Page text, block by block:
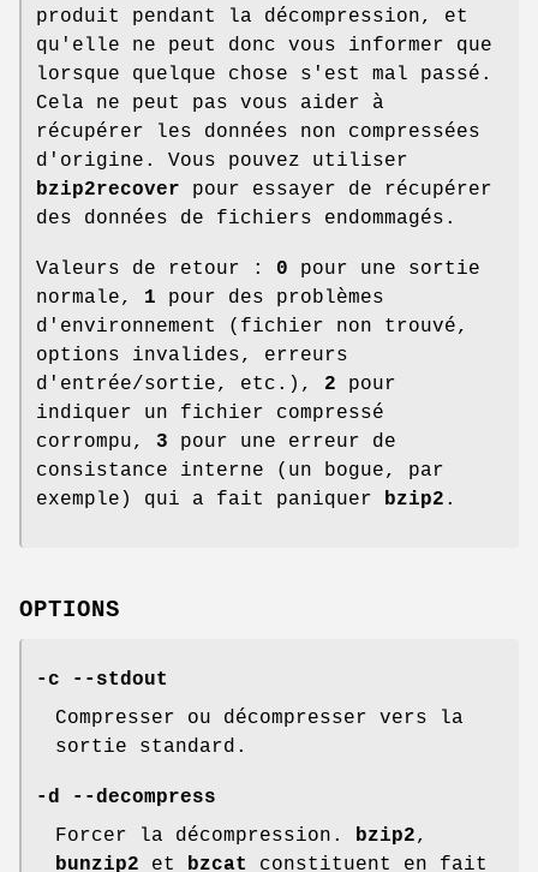
produit pendant la décompression, et
qu'elle ne peut donc vous informer que
lorsque quelque chose s'est mal passé.
Cela ne peut pas vous aider à
récupérer les données non compressées
d'origine. Vous pouvez utiliser
bzip2recover pour essayer de récupérer
des données de fichiers endommagés.
Valeurs de retour : 0 pour une sortie
normale, 1 pour des problèmes
d'environnement (fichier non trouvé,
options invalides, erreurs
d'entrée/sortie, etc.), 2 pour
indiquer un fichier compressé
corrompu, 3 pour une erreur de
consistance interne (un bogue, par
exemple) qui a fait paniquer
bzip2 .
OPTIONS
-c --stdout
Compresser ou décompresser vers la
sortie standard.
-d --decompress
Forcer la décompression. bzip2,
bunzip2 et bzcat
constituent en fait